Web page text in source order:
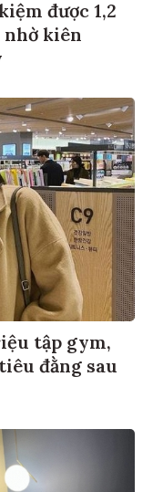
được 1,2
nhờ kiên
tập gym,
đằng sau